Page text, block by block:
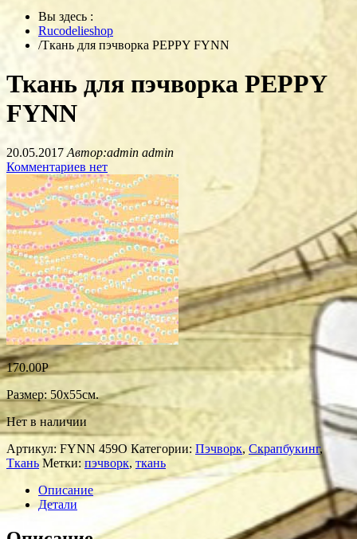
Вы здесь :
Rucodelieshop
/Ткань для пэчворка PEPPY FYNN
Ткань для пэчворка PEPPY
FYNN
20.05.2017 Автор:admin admin
Комментариев нет
170.00Р
Размер: 50х55см.
Нет в наличии
Артикул: FYNN 459O Категории: Пэчворк, Скрапбукинг,
Ткань Метки: пэчворк, ткань
Описание
Детали